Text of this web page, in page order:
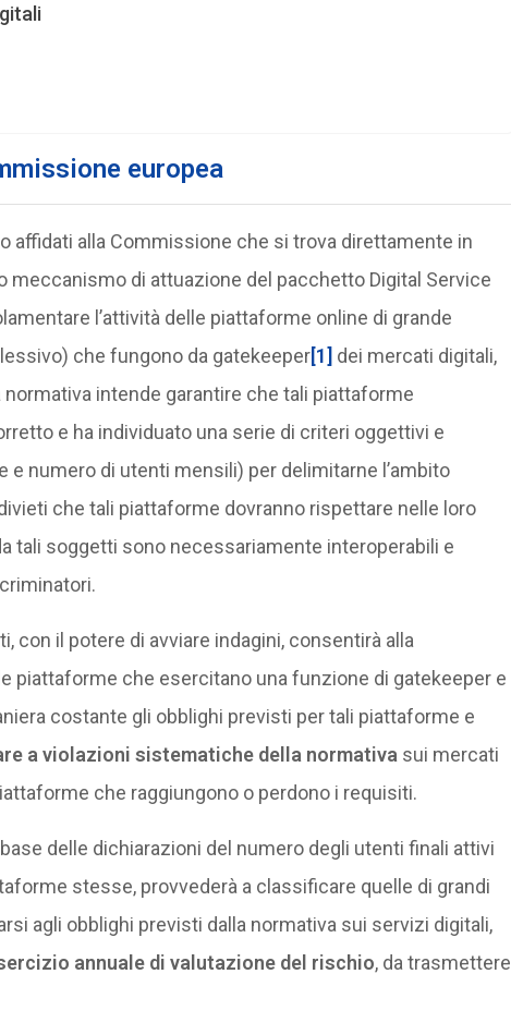
europea
affidati alla Commissione che si trova direttamente in
meccanismo di attuazione del pacchetto Digital Service
l’attività delle piattaforme online di grande
che fungono da gatekeeper[1] dei mercati digitali,
normativa intende garantire che tali piattaforme
e ha individuato una serie di criteri oggettivi e
e numero di utenti mensili) per delimitarne l’ambito
che tali piattaforme dovranno rispettare nelle loro
tali soggetti sono necessariamente interoperabili e
con il potere di avviare indagini, consentirà alla
piattaforme che esercitano una funzione di gatekeeper e
costante gli obblighi previsti per tali piattaforme e
a violazioni sistematiche della normativa sui mercati
che raggiungono o perdono i requisiti.
delle dichiarazioni del numero degli utenti finali attivi
stesse, provvederà a classificare quelle di grandi
agli obblighi previsti dalla normativa sui servizi digitali,
annuale di valutazione del rischio, da trasmettere